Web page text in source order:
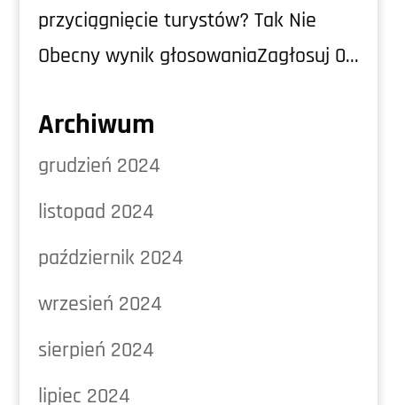
przyciągnięcie turystów? Tak Nie
Obecny wynik głosowaniaZagłosuj 0...
Archiwum
grudzień 2024
listopad 2024
październik 2024
wrzesień 2024
sierpień 2024
lipiec 2024